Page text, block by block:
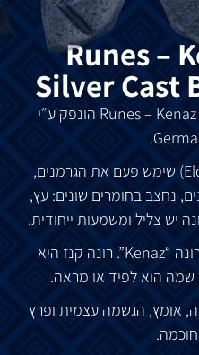
Runes –
Silver Cast
מטיל כסף Runes – Kenaz Rune 1 Oz 2025 הונפק ע״י
האלפבית הרוני (Elder Futhark) שימש פעם את הגרמנים,
רונים, נחצב בחומרים שונים: עץ,
יש צליל ומשמעות ייחודית.
חזית מטיל הכסף מציג את הרונה “Kenaz”. רונה קנז היא
שמה הוא לפיד או מראה.
אומץ, הגשמה עצמית ופרץ